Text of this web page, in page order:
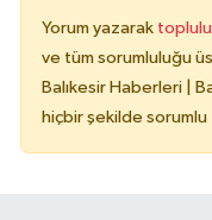
Yorum yazarak
ve tüm sorumluluğu
Balıkesir Haberleri |
hiçbir şekilde